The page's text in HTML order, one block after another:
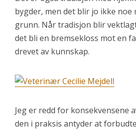
bygder, men det blir jo ikke noe
grunn. Når tradisjon blir
det bli en bremsekloss mot en
drevet av kunnskap.
Jeg er redd for konsekvensene
den i praksis antyder at